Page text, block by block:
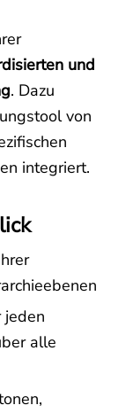
und
. Dazu
von
integriert.
jeden
alle